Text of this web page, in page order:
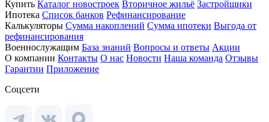
Купить Каталог новостроек Вторичное жильё Застройщики
Ипотека Список банков Рефинансирование
Калькуляторы Сумма накоплений Сумма ипотеки Выгода от
рефинансирования
Военнослужащим База знаний Вопросы и ответы Акции
О компании Контакты О нас Новости Наша команда Отзывы
Гарантии Приложение
Соцсети